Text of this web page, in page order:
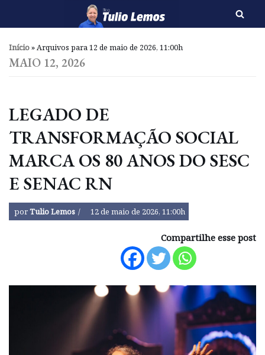
para
o
Início»Arquivos para 12 de maio de 2026, 11:00h
MAIO 12, 2026
LEGADO DE
TRANSFORMAÇÃO SOCIAL
MARCA OS 80 ANOS DO SESC
E SENAC RN
porTulio Lemos 12 de maio de 2026, 11:00h
Compartilhe esse post